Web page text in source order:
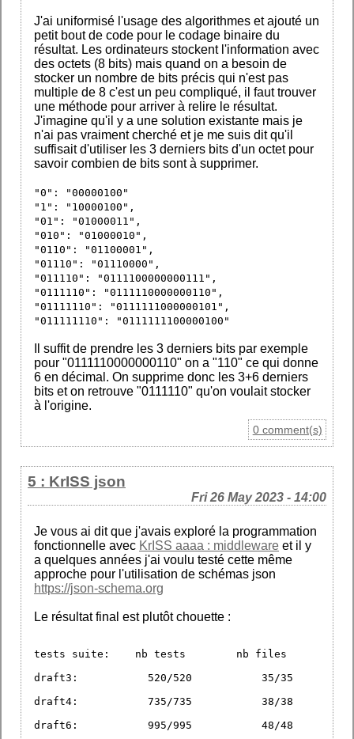
J'ai uniformisé l'usage des algorithmes et ajouté un
petit bout de code pour le codage binaire du
résultat. Les ordinateurs stockent l'information avec
des octets (8 bits) mais quand on a besoin de
stocker un nombre de bits précis qui n'est pas
multiple de 8 c'est un peu compliqué, il faut trouver
une méthode pour arriver à relire le résultat.
J'imagine qu'il y a une solution existante mais je
n'ai pas vraiment cherché et je me suis dit qu'il
suffisait d'utiliser les 3 derniers bits d'un octet pour
savoir combien de bits sont à supprimer.
"0": "00000100"
"1": "10000100",
"01": "01000011",
"010": "01000010",
"0110": "01100001",
"01110": "01110000",
"011110": "0111100000000111",
"0111110": "0111110000000110",
"01111110": "0111111000000101",
"011111110": "0111111100000100"
Il suffit de prendre les 3 derniers bits par exemple
pour "0111110000000110" on a "110" ce qui donne
6 en décimal. On supprime donc les 3+6 derniers
bits et on retrouve "0111110" qu'on voulait stocker
à l'origine.
0 comment(s)
5 : KrISS json
Fri 26 May 2023 - 14:00
Je vous ai dit que j'avais exploré la programmation
fonctionnelle avec KrISS aaaa : middleware et il y
a quelques années j'ai voulu testé cette même
approche pour l'utilisation de schémas json
https://json-schema.org
Le résultat final est plutôt chouette :
tests suite:	nb tests	nb files
draft3: 	  520/520	    35/35
draft4: 	  735/735	    38/38
draft6: 	  995/995	    48/48